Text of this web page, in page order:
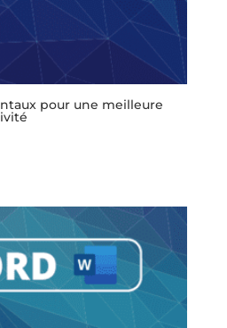
pour une meilleure